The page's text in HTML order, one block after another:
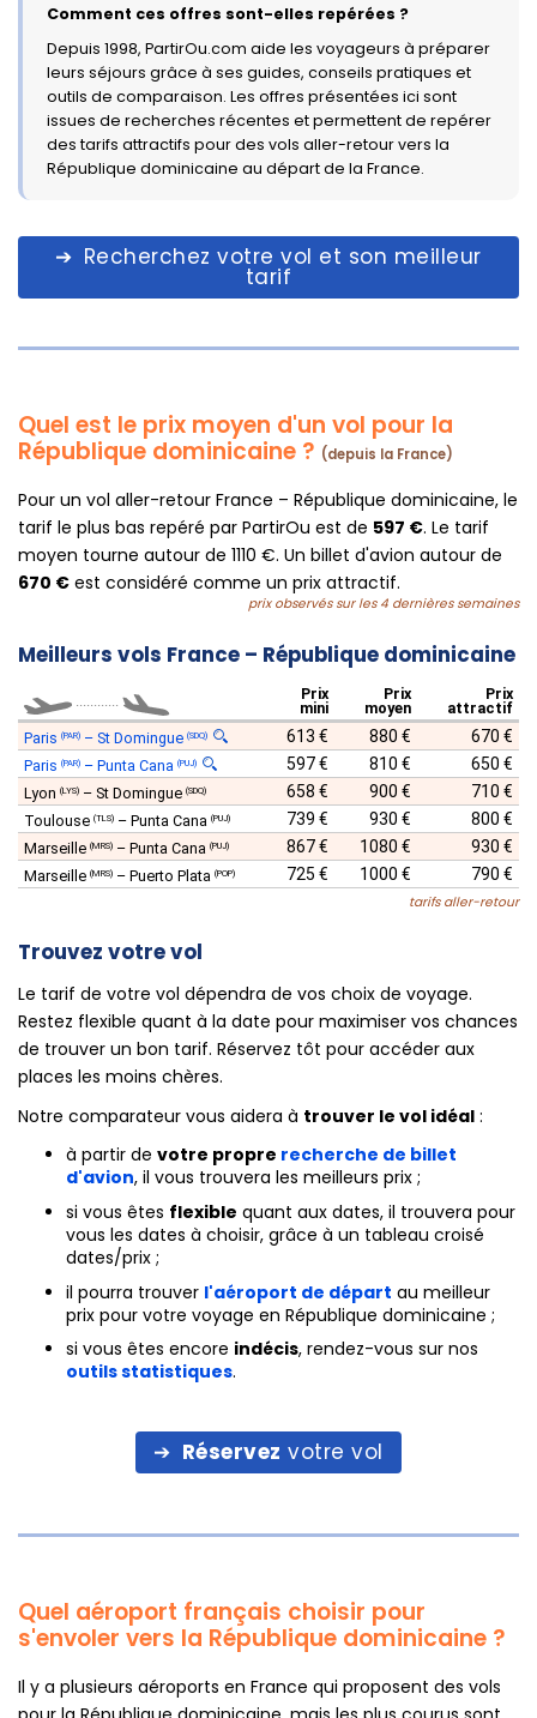
Comment ces offres sont-elles repérées ?
Depuis 1998, PartirOu.com aide les voyageurs à préparer
leurs séjours grâce à ses guides, conseils pratiques et
outils de comparaison. Les offres présentées ici sont
issues de recherches récentes et permettent de repérer
des tarifs attractifs pour des vols aller-retour vers la
République dominicaine au départ de la France.
Recherchez votre vol et son meilleur
tarif
Quel est le prix moyen d'un vol pour la
République dominicaine ? (depuis la France)
Pour un vol aller-retour France – République dominicaine, le
tarif le plus bas repéré par PartirOu est de 597 €. Le tarif
moyen tourne autour de 1110 €. Un billet d'avion autour de
670 € est considéré comme un prix attractif.
prix observés sur les 4 dernières semaines
Meilleurs vols France – République dominicaine
Prix
mini
Prix
moyen
Prix
attractif
Paris (PAR) – St Domingue (SDQ) 613 € 880 € 670 €
Paris (PAR) – Punta Cana (PUJ) 597 € 810 € 650 €
Lyon (LYS) – St Domingue (SDQ) 658 € 900 € 710 €
Toulouse (TLS) – Punta Cana (PUJ) 739 € 930 € 800 €
Marseille (MRS) – Punta Cana (PUJ) 867 € 1080 € 930 €
Marseille (MRS) – Puerto Plata (POP) 725 € 1000 € 790 €
tarifs aller-retour
Trouvez votre vol
Le tarif de votre vol dépendra de vos choix de voyage.
Restez flexible quant à la date pour maximiser vos chances
de trouver un bon tarif. Réservez tôt pour accéder aux
places les moins chères.
Notre comparateur vous aidera à trouver le vol idéal :
à partir de votre propre recherche de billet
d'avion, il vous trouvera les meilleurs prix ;
si vous êtes flexible quant aux dates, il trouvera pour
vous les dates à choisir, grâce à un tableau croisé
dates/prix ;
il pourra trouver l'aéroport de départ au meilleur
prix pour votre voyage en République dominicaine ;
si vous êtes encore indécis, rendez-vous sur nos
outils statistiques.
Réservez votre vol
Quel aéroport français choisir pour
s'envoler vers la République dominicaine ?
Il y a plusieurs aéroports en France qui proposent des vols